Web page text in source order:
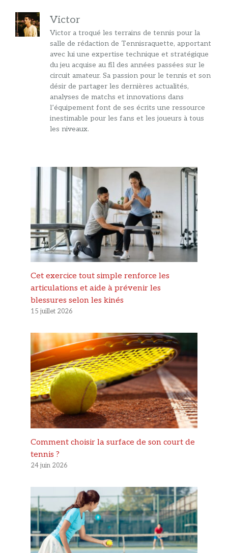
Victor
Victor a troqué les terrains de tennis pour la
salle de rédaction de Tennisraquette, apportant
avec lui une expertise technique et stratégique
du jeu acquise au fil des années passées sur le
circuit amateur. Sa passion pour le tennis et son
désir de partager les dernières actualités,
analyses de matchs et innovations dans
l’équipement font de ses écrits une ressource
inestimable pour les fans et les joueurs à tous
les niveaux.
Cet exercice tout simple renforce les
articulations et aide à prévenir les
blessures selon les kinés
15 juillet 2026
Comment choisir la surface de son court de
tennis ?
24 juin 2026